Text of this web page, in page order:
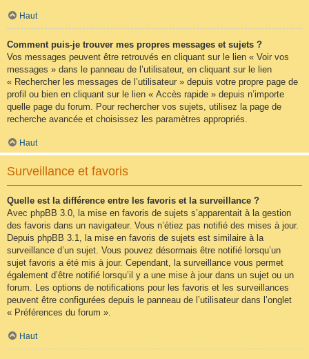
Haut
Comment puis-je trouver mes propres messages et sujets ?
Vos messages peuvent être retrouvés en cliquant sur le lien « Voir vos
messages » dans le panneau de l’utilisateur, en cliquant sur le lien
« Rechercher les messages de l’utilisateur » depuis votre propre page de
profil ou bien en cliquant sur le lien « Accès rapide » depuis n’importe
quelle page du forum. Pour rechercher vos sujets, utilisez la page de
recherche avancée et choisissez les paramètres appropriés.
Haut
Surveillance et favoris
Quelle est la différence entre les favoris et la surveillance ?
Avec phpBB 3.0, la mise en favoris de sujets s’apparentait à la gestion
des favoris dans un navigateur. Vous n’étiez pas notifié des mises à jour.
Depuis phpBB 3.1, la mise en favoris de sujets est similaire à la
surveillance d’un sujet. Vous pouvez désormais être notifié lorsqu’un
sujet favoris a été mis à jour. Cependant, la surveillance vous permet
également d’être notifié lorsqu’il y a une mise à jour dans un sujet ou un
forum. Les options de notifications pour les favoris et les surveillances
peuvent être configurées depuis le panneau de l’utilisateur dans l’onglet
« Préférences du forum ».
Haut